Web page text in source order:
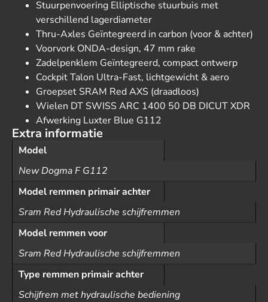
Stuurpenvoering Elliptische stuurbuis met
verschillend lagerdiameter
Thru-Axles Geïntegreerd in carbon (voor & achter)
Voorvork ONDA-design, 47 mm rake
Zadelpenklem Geïntegreerd, compact ontwerp
Cockpit Talon Ultra-Fast, lichtgewicht & aero
Groepset SRAM Red AXS (draadloos)
Wielen DT SWISS ARC 1400 50 DB DICUT XDR
Afwerking Luxter Blue G112
Extra informatie
Model
New Dogma F G112
Model remmen primair achter
Sram Red Hydraulische schijfremmen
Model remmen voor
Sram Red Hydraulische schijfremmen
Type remmen primair achter
Schijfrem met hydraulische bediening